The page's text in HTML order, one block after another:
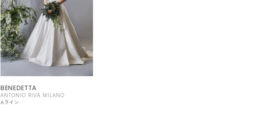
BENEDETTA
ANTONIO RIVA MILANO
Aライン